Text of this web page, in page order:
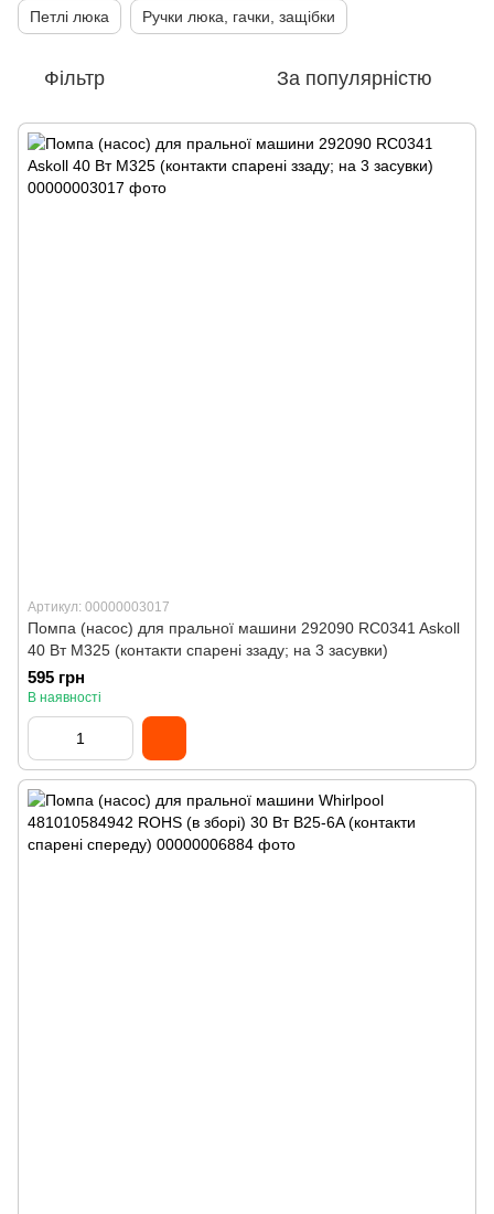
Петлі люка Ручки люка, гачки, защібки
Фільтр За популярністю
Артикул: 00000003017
Помпа (насос) для пральної машини 292090 RC0341 Askoll
40 Вт M325 (контакти спарені ззаду; на 3 засувки)
595 грн
В наявності